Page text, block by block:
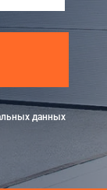
данных